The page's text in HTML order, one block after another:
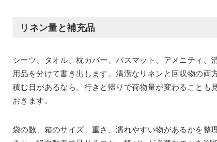
リネン量と補充品
シーツ、タオル、枕カバー、バスマット、アメニティ、
用品を分けて書き出します。清潔なリネンと回収物の両
積む日があるなら、行きと帰りで荷物量が変わることも
おきます。
袋の数、箱のサイズ、重さ、濡れやすい物があるかを整